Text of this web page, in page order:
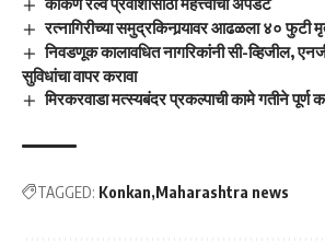
रत्नागिरीच्या समुद्रकिनार्‍यावर आढळला ४० फुटी
निवडणूक कालावधित नागरिकांनी सी-व्हिजील,
सुविधांचा वापर करावा
मिरकरवाडा मत्स्यबंदर प्रकल्पाची कामे गतीने पूर्ण
TAGGED: Konkan Maharashtra news